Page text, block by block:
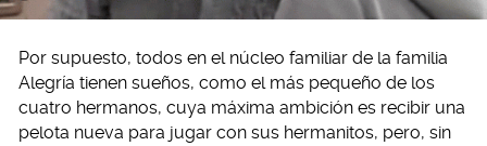
Por supuesto, todos en el núcleo familiar de la familia
Alegría tienen sueños, como el más pequeño de los
cuatro hermanos, cuya máxima ambición es recibir una
pelota nueva para jugar con sus hermanitos, pero, sin